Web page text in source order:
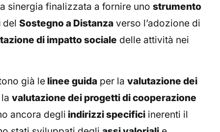
sinergia finalizzata a fornire uno strumento
del Sostegno a Distanza verso l’adozione di
di impatto sociale delle attività nei
già le linee guida per la valutazione dei
valutazione dei progetti di cooperazione
ancora degli indirizzi specifici inerenti il